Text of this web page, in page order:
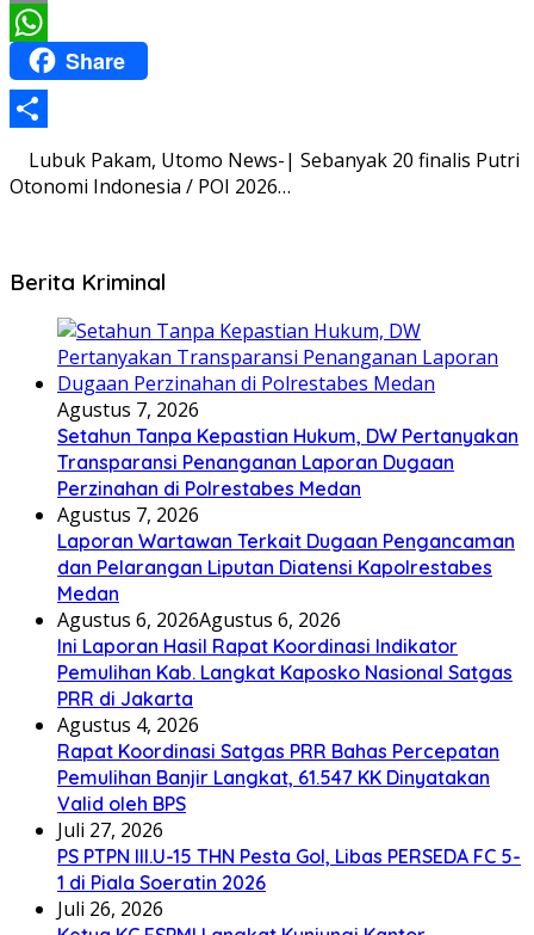
Email
WhatsApp
Share
Share
Lubuk Pakam, Utomo News-| Sebanyak 20 finalis Putri
Otonomi Indonesia / POI 2026…
Berita Kriminal
Agustus 7, 2026
Setahun Tanpa Kepastian Hukum, DW Pertanyakan
Transparansi Penanganan Laporan Dugaan
Perzinahan di Polrestabes Medan
Agustus 7, 2026
Laporan Wartawan Terkait Dugaan Pengancaman
dan Pelarangan Liputan Diatensi Kapolrestabes
Medan
Agustus 6, 2026Agustus 6, 2026
Ini Laporan Hasil Rapat Koordinasi Indikator
Pemulihan Kab. Langkat Kaposko Nasional Satgas
PRR di Jakarta
Agustus 4, 2026
Rapat Koordinasi Satgas PRR Bahas Percepatan
Pemulihan Banjir Langkat, 61.547 KK Dinyatakan
Valid oleh BPS
Juli 27, 2026
PS PTPN III.U-15 THN Pesta Gol, Libas PERSEDA FC 5-
1 di Piala Soeratin 2026
Juli 26, 2026